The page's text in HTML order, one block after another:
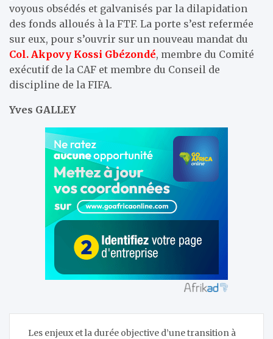
voyous obsédés et galvanisés par la dilapidation
des fonds alloués à la FTF. La porte s’est refermée
sur eux, pour s’ouvrir sur un nouveau mandat du
Col. Akpovy Kossi Gbézondé, membre du Comité
exécutif de la CAF et membre du Conseil de
discipline de la FIFA.
Yves GALLEY
Les enjeux et la durée objective d’une transition à